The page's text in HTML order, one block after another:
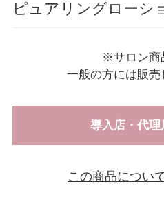
ピュアリングローシ
※サロン商
一般の方には販売
導入店・代理
この商品につい